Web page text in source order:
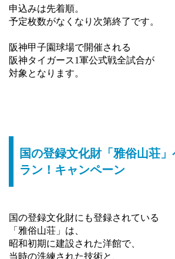
申込みは先着順。
予定枚数がなくなり次第終了です。
阪神甲子園球場で開催される
阪神タイガース1軍公式戦全試合が
対象となります。
国の登録文化財「雅俗山荘
ラン！キャンペーン
国の登録文化財にも登録されている
「雅俗山荘」は、
昭和初期に建設された洋館で、
当時の洗練された技術と、